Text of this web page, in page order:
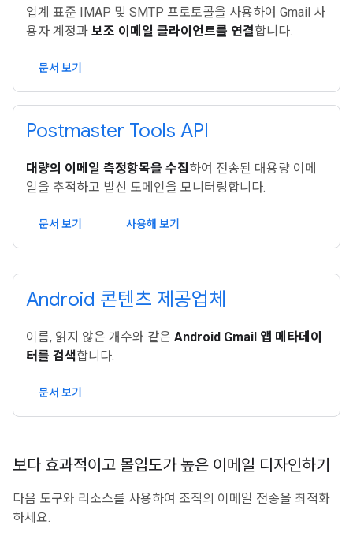
업계 표준 IMAP 및 SMTP 프로토콜을 사용하여 Gmail 사
용자 계정과 보조 이메일 클라이언트를 연결합니다.
문서 보기
Postmaster Tools API
대량의 이메일 측정항목을 수집 하여 전송된 대용량 이메
일을 추적하고 발신 도메인을 모니터링합니다.
문서 보기 사용해 보기
Android 콘텐츠 제공업체
이름, 읽지 않은 개수와 같은 Android Gmail 앱 메타데이
터를 검색합니다.
문서 보기
보다 효과적이고 몰입도가 높은 이메일 디자인하기
다음 도구와 리소스를 사용하여 조직의 이메일 전송을 최적화
하세요.